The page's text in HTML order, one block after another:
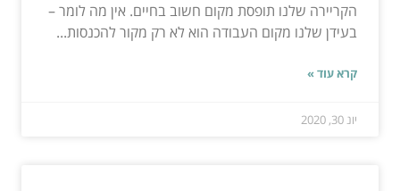
הקריירה שלנו תופסת מקום חשוב בחיים. אין מה לומר –
בעידן שלנו מקום העבודה הוא לא רק מקור להכנסות...
קרא עוד »
יונ 30, 2020